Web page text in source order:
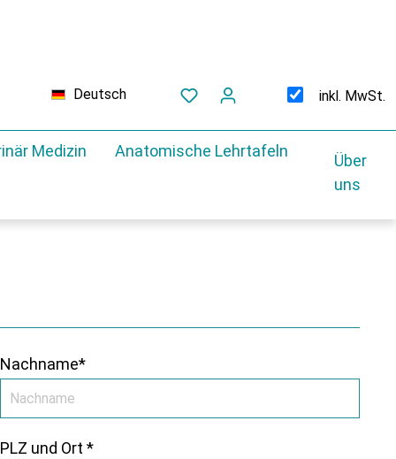
Deutsch inkl. MwSt.
Medizin Anatomische Lehrtafeln
Über
uns
Nachname*
PLZ und Ort *